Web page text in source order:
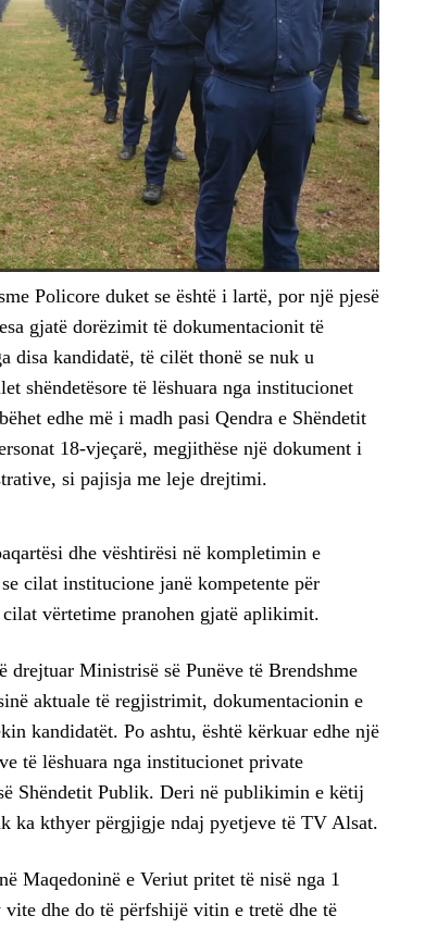
Policore duket se është i lartë, por një pjesë
gjatë dorëzimit të dokumentacionit të
disa kandidatë, të cilët thonë se nuk u
shëndetësore të lëshuara nga institucionet
edhe më i madh pasi Qendra e Shëndetit
18-vjeçarë, megjithëse një dokument i
si pajisja me leje drejtimi.
dhe vështirësi në kompletimin e
cilat institucione janë kompetente për
vërtetime pranohen gjatë aplikimit.
Ministrisë së Punëve të Brendshme
aktuale të regjistrimit, dokumentacionin e
kandidatët. Po ashtu, është kërkuar edhe një
të lëshuara nga institucionet private
Shëndetit Publik. Deri në publikimin e këtij
ka kthyer përgjigje ndaj pyetjeve të TV Alsat.
Maqedoninë e Veriut pritet të nisë nga 1
dhe do të përfshijë vitin e tretë dhe të